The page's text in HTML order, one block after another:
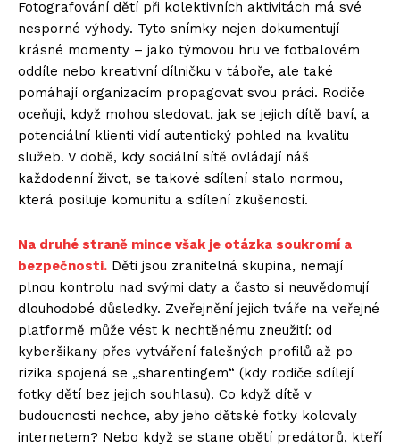
Fotografování dětí při kolektivních aktivitách má své
nesporné výhody. Tyto snímky nejen dokumentují
krásné momenty – jako týmovou hru ve fotbalovém
oddíle nebo kreativní dílničku v táboře, ale také
pomáhají organizacím propagovat svou práci. Rodiče
oceňují, když mohou sledovat, jak se jejich dítě baví, a
potenciální klienti vidí autentický pohled na kvalitu
služeb. V době, kdy sociální sítě ovládají náš
každodenní život, se takové sdílení stalo normou,
která posiluje komunitu a sdílení zkušeností.
Na druhé straně mince však je otázka soukromí a
bezpečnosti. Děti jsou zranitelná skupina, nemají
plnou kontrolu nad svými daty a často si neuvědomují
dlouhodobé důsledky. Zveřejnění jejich tváře na veřejné
platformě může vést k nechtěnému zneužití: od
kyberšikany přes vytváření falešných profilů až po
rizika spojená se „sharentingem“ (kdy rodiče sdílejí
fotky dětí bez jejich souhlasu). Co když dítě v
budoucnosti nechce, aby jeho dětské fotky kolovaly
internetem? Nebo když se stane obětí predátorů, kteří